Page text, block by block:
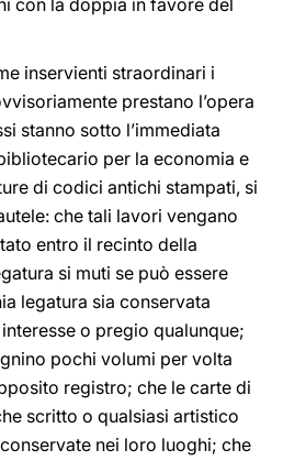
con la doppia in favore del
inservienti straordinari i
prestano l’opera
stanno sotto l’immediata
per la economia e
di codici antichi stampati, si
che tali lavori vengano
entro il recinto della
si muti se può essere
legatura sia conservata
o pregio qualunque;
pochi volumi per volta
registro; che le carte di
scritto o qualsiasi artistico
nei loro luoghi; che